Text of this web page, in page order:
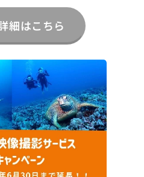
細はこちら